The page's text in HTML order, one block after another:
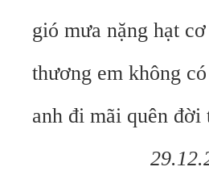
gió mưa nặng hạt
thương em không
anh đi mãi quên đời